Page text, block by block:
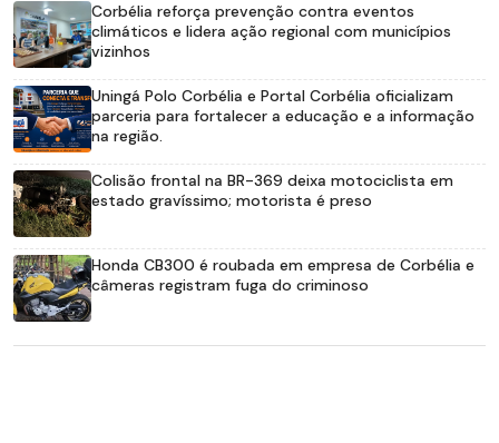
Corbélia reforça prevenção contra eventos
climáticos e lidera ação regional com municípios
vizinhos
Uningá Polo Corbélia e Portal Corbélia oficializam
parceria para fortalecer a educação e a informação
na região.
Colisão frontal na BR-369 deixa motociclista em
estado gravíssimo; motorista é preso
Honda CB300 é roubada em empresa de Corbélia e
câmeras registram fuga do criminoso